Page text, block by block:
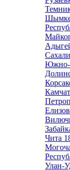
Южно-
Чита
Улан-